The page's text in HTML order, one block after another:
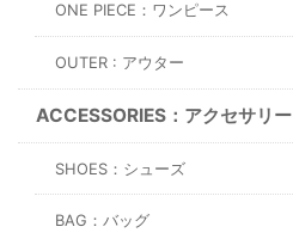
ONE PIECE：ワンピース
OUTER : アウター
ACCESSORIES：アクセサリー
SHOES：シューズ
BAG：バッグ